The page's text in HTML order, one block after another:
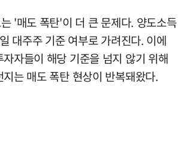
'매도 폭탄'이 더 큰 문제다. 양도소득
대주주 기준 여부로 가려진다. 이에
자들이 해당 기준을 넘지 않기 위해
는 매도 폭탄 현상이 반복돼왔다.